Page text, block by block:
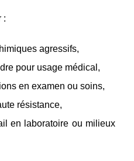
:
agressifs,
pour usage médical,
en examen ou soins,
résistance,
en laboratoire ou milieux